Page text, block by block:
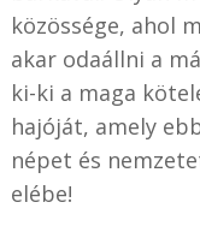
közössége, ahol
akar odaállni a
ki-ki a maga
hajóját, amely
népet és
elébe!